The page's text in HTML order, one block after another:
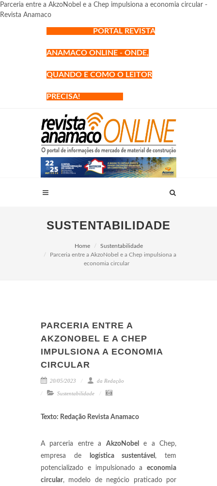
Parceria entre a AkzoNobel e a Chep impulsiona a economia circular -
Revista Anamaco
PORTAL REVISTA
ANAMACO ONLINE - ONDE,
QUANDO E COMO O LEITOR
PRECISA!
SUSTENTABILIDADE
Home
Sustentabilidade
Parceria entre a AkzoNobel e a Chep impulsiona a
economia circular
PARCERIA ENTRE A
AKZONOBEL E A CHEP
IMPULSIONA A ECONOMIA
CIRCULAR
20/05/2023 da Redação
Sustentabilidade
Texto: Redação Revista Anamaco
A parceria entre a AkzoNobel
e a Chep,
empresa de
logística sustentável , tem
potencializado e impulsionado a economia
circular, modelo de negócio praticado por